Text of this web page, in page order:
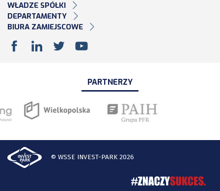
WŁADZE SPÓŁKI
DEPARTAMENTY
BIURA ZAMIEJSCOWE
PARTNERZY
© WSSE INVEST-PARK 2026